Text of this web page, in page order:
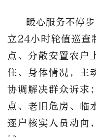
暖心服务不停
立24小时轮值巡查
点、分散安置农户
住、身体情况，主
协调解决群众诉求
点、老旧危房、临
逐户核实人员动向